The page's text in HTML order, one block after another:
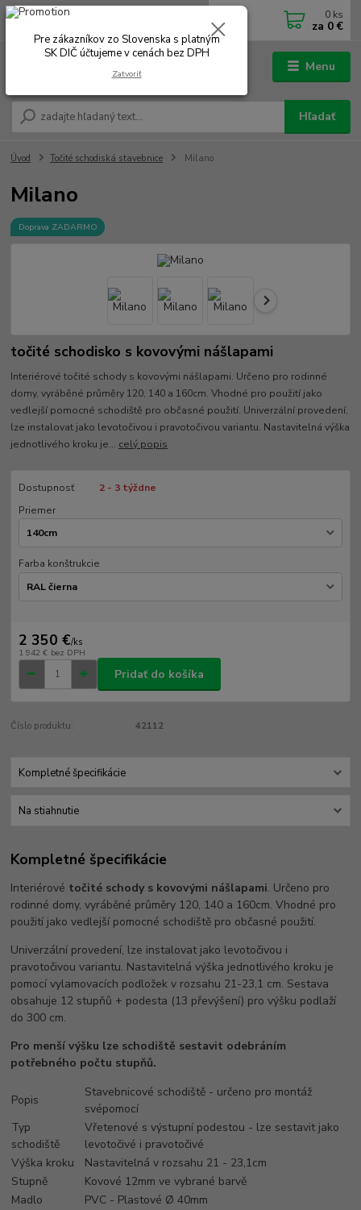
Menu
Hľadať
0902 180 499
0 ks
za 0 €
Úvod Točité schodiská stavebnice Milano
Milano
Doprava ZADARMO
točité schodisko s kovovými nášlapami
Interiérové točité schody s kovovými nášlapami. Určeno pro rodinné
domy, vyráběné průměry 120, 140 a 160cm. Vhodné pro použití jako
vedlejší pomocné schodiště pro občasné použití. Univerzální provedení,
lze instalovat jako levotočivou i pravotočivou variantu. Nastavitelná výška
jednotlivého kroku je... celý popis
Dostupnosť
2 - 3 týždne
Priemer
Farba konštrukcie
2 350 €/ks
1 942 € bez DPH
Pridať do košíka
Číslo produktu: 42112
Kompletné špecifikácie
Na stiahnutie
Kompletné špecifikácie
Interiérové točité schody s kovovými nášlapami. Určeno pro
rodinné domy, vyráběné průměry 120, 140 a 160cm. Vhodné pro
použití jako vedlejší pomocné schodiště pro občasné použití.
Univerzální provedení, lze instalovat jako levotočivou i
pravotočivou variantu. Nastavitelná výška jednotlivého kroku je
pomocí vylamovacích podložek v rozsahu 21-23,1 cm. Sestava
obsahuje 12 stupňů + podesta (13 převýšení) pro výšku podlaží
do 300 cm.
Pro menší výšku lze schodiště sestavit odebráním
potřebného počtu stupňů.
Popis
Stavebnicové schodiště - určeno pro montáž
svépomocí
Typ
schodiště
Vřetenové s výstupní podestou - lze sestavit jako
levotočivé i pravotočivé
Výška kroku
Nastavitelná v rozsahu 21 - 23,1cm
Stupně
Kovové 12mm ve vybrané barvě
Madlo
PVC - Plastové Ø 40mm
Pre zákazníkov zo Slovenska s platným
SK DIČ účtujeme v cenách bez DPH
Zatvoriť